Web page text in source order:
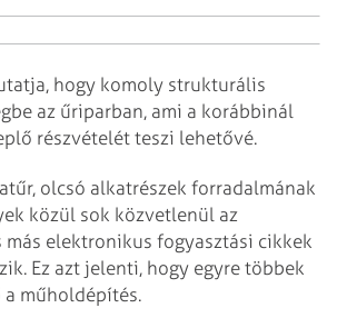
hogy komoly strukturális
az űriparban, ami a korábbinál
részvételét teszi lehetővé.
olcsó alkatrészek forradalmának
közül sok közvetlenül az
elektronikus fogyasztási cikkek
Ez azt jelenti, hogy egyre többek
a műholdépítés.